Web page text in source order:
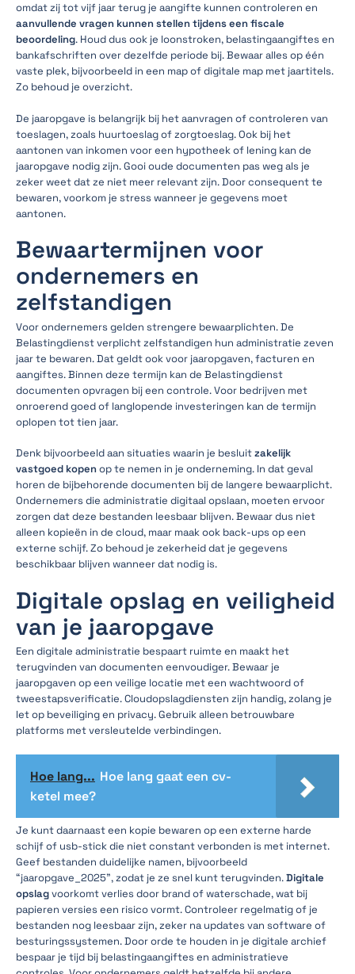
omdat zij tot vijf jaar terug je aangifte kunnen controleren en
aanvullende vragen kunnen stellen tijdens een fiscale
beoordeling. Houd dus ook je loonstroken, belastingaangiftes en
bankafschriften over dezelfde periode bij. Bewaar alles op één
vaste plek, bijvoorbeeld in een map of digitale map met jaartitels.
Zo behoud je overzicht.
De jaaropgave is belangrijk bij het aanvragen of controleren van
toeslagen, zoals huurtoeslag of zorgtoeslag. Ook bij het
aantonen van inkomen voor een hypotheek of lening kan de
jaaropgave nodig zijn. Gooi oude documenten pas weg als je
zeker weet dat ze niet meer relevant zijn. Door consequent te
bewaren, voorkom je stress wanneer je gegevens moet
aantonen.
Bewaartermijnen voor
ondernemers en
zelfstandigen
Voor ondernemers gelden strengere bewaarplichten. De
Belastingdienst verplicht zelfstandigen hun administratie zeven
jaar te bewaren. Dat geldt ook voor jaaropgaven, facturen en
aangiftes. Binnen deze termijn kan de Belastingdienst
documenten opvragen bij een controle. Voor bedrijven met
onroerend goed of langlopende investeringen kan de termijn
oplopen tot tien jaar.
Denk bijvoorbeeld aan situaties waarin je besluitzakelijk
vastgoed kopenop te nemen in je onderneming. In dat geval
horen de bijbehorende documenten bij de langere bewaarplicht.
Ondernemers die administratie digitaal opslaan, moeten ervoor
zorgen dat deze bestanden leesbaar blijven. Bewaar dus niet
alleen kopieën in de cloud, maar maak ook back-ups op een
externe schijf. Zo behoud je zekerheid dat je gegevens
beschikbaar blijven wanneer dat nodig is.
Digitale opslag en veiligheid
van je jaaropgave
Een digitale administratie bespaart ruimte en maakt het
terugvinden van documenten eenvoudiger. Bewaar je
jaaropgaven op een veilige locatie met een wachtwoord of
tweestapsverificatie. Cloudopslagdiensten zijn handig, zolang je
let op beveiliging en privacy. Gebruik alleen betrouwbare
platforms met versleutelde verbindingen.
Hoe lang... Hoe lang gaat een cv-
ketel mee?
Je kunt daarnaast een kopie bewaren op een externe harde
schijf of usb-stick die niet constant verbonden is met internet.
Geef bestanden duidelijke namen, bijvoorbeeld
“jaaropgave_2025”, zodat je ze snel kunt terugvinden.Digitale
opslagvoorkomt verlies door brand of waterschade, wat bij
papieren versies een risico vormt. Controleer regelmatig of je
bestanden nog leesbaar zijn, zeker na updates van software of
besturingssystemen. Door orde te houden in je digitale archief
bespaar je tijd bij belastingaangiftes en administratieve